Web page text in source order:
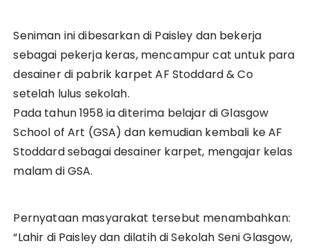
Seniman ini dibesarkan di Paisley dan bekerja
sebagai pekerja keras, mencampur cat untuk para
desainer di pabrik karpet AF Stoddard & Co
setelah lulus sekolah.
Pada tahun 1958 ia diterima belajar di Glasgow
School of Art (GSA) dan kemudian kembali ke AF
Stoddard sebagai desainer karpet, mengajar kelas
malam di GSA.
Pernyataan masyarakat tersebut menambahkan:
“Lahir di Paisley dan dilatih di Sekolah Seni Glasgow,